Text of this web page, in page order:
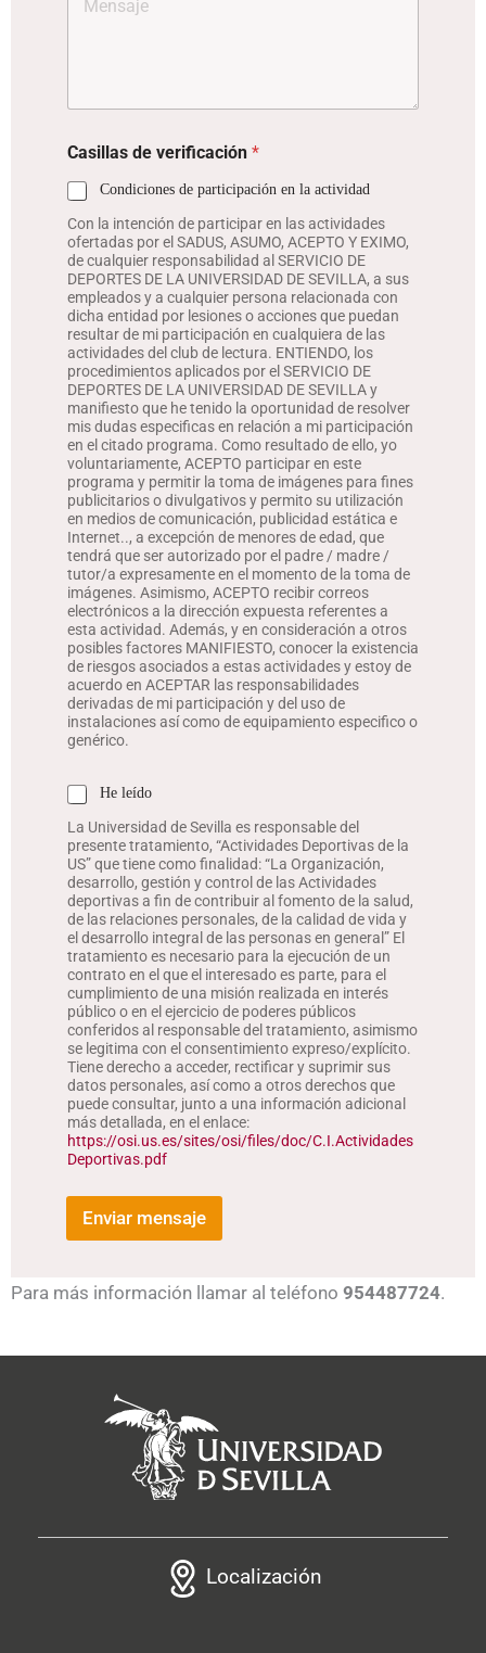
Casillas de verificación *
Condiciones de participación en la actividad
Con la intención de participar en las actividades
ofertadas por el SADUS, ASUMO, ACEPTO Y EXIMO,
de cualquier responsabilidad al SERVICIO DE
DEPORTES DE LA UNIVERSIDAD DE SEVILLA, a sus
empleados y a cualquier persona relacionada con
dicha entidad por lesiones o acciones que puedan
resultar de mi participación en cualquiera de las
actividades del club de lectura. ENTIENDO, los
procedimientos aplicados por el SERVICIO DE
DEPORTES DE LA UNIVERSIDAD DE SEVILLA y
manifiesto que he tenido la oportunidad de resolver
mis dudas especificas en relación a mi participación
en el citado programa. Como resultado de ello, yo
voluntariamente, ACEPTO participar en este
programa y permitir la toma de imágenes para fines
publicitarios o divulgativos y permito su utilización
en medios de comunicación, publicidad estática e
Internet.., a excepción de menores de edad, que
tendrá que ser autorizado por el padre / madre /
tutor/a expresamente en el momento de la toma de
imágenes. Asimismo, ACEPTO recibir correos
electrónicos a la dirección expuesta referentes a
esta actividad. Además, y en consideración a otros
posibles factores MANIFIESTO, conocer la existencia
de riesgos asociados a estas actividades y estoy de
acuerdo en ACEPTAR las responsabilidades
derivadas de mi participación y del uso de
instalaciones así como de equipamiento especifico o
genérico.
C
s
i
l
l
a
s
d
e
v
e
r
i
f
i
c
a
c
ó
(
o
He leído
La Universidad de Sevilla es responsable del
presente tratamiento, “Actividades Deportivas de la
US” que tiene como finalidad: “La Organización,
desarrollo, gestión y control de las Actividades
deportivas a fin de contribuir al fomento de la salud,
de las relaciones personales, de la calidad de vida y
el desarrollo integral de las personas en general” El
tratamiento es necesario para la ejecución de un
contrato en el que el interesado es parte, para el
cumplimiento de una misión realizada en interés
público o en el ejercicio de poderes públicos
conferidos al responsable del tratamiento, asimismo
se legitima con el consentimiento expreso/explícito.
Tiene derecho a acceder, rectificar y suprimir sus
datos personales, así como a otros derechos que
puede consultar, junto a una información adicional
más detallada, en el enlace:
https://osi.us.es/sites/osi/files/doc/C.I.Actividades
Deportivas.pdf
Enviar mensaje
Para más información llamar al teléfono 954487724.
Localización